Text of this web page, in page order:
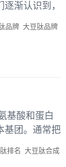
渐认识到，
品牌 大豆肽品牌
基酸和蛋白
基团。通常把
排名 大豆肽合成